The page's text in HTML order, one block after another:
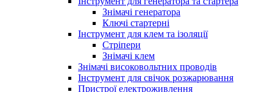
Знімачі генератора
Ключі стартерні
Інструмент для клем та ізоляції
Стріпери
Знімачі клем
Знімачі високовольтних проводів
Інструмент для свічок розжарювання
Пристрої електроживлення